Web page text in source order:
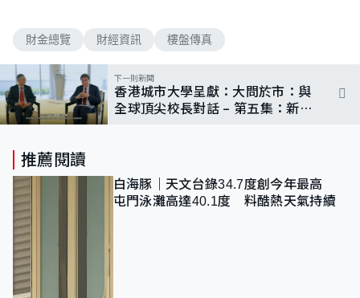
財金總覽 財經資訊 樓盤傳真
下一則新聞
香港城市大學呈獻：大問於市：與
全球頂尖校長對話 – 第五集：新加
推薦閱讀
白海豚｜天文台錄34.7度創今年最高
屯門泳灘高達40.1度 料酷熱天氣持續